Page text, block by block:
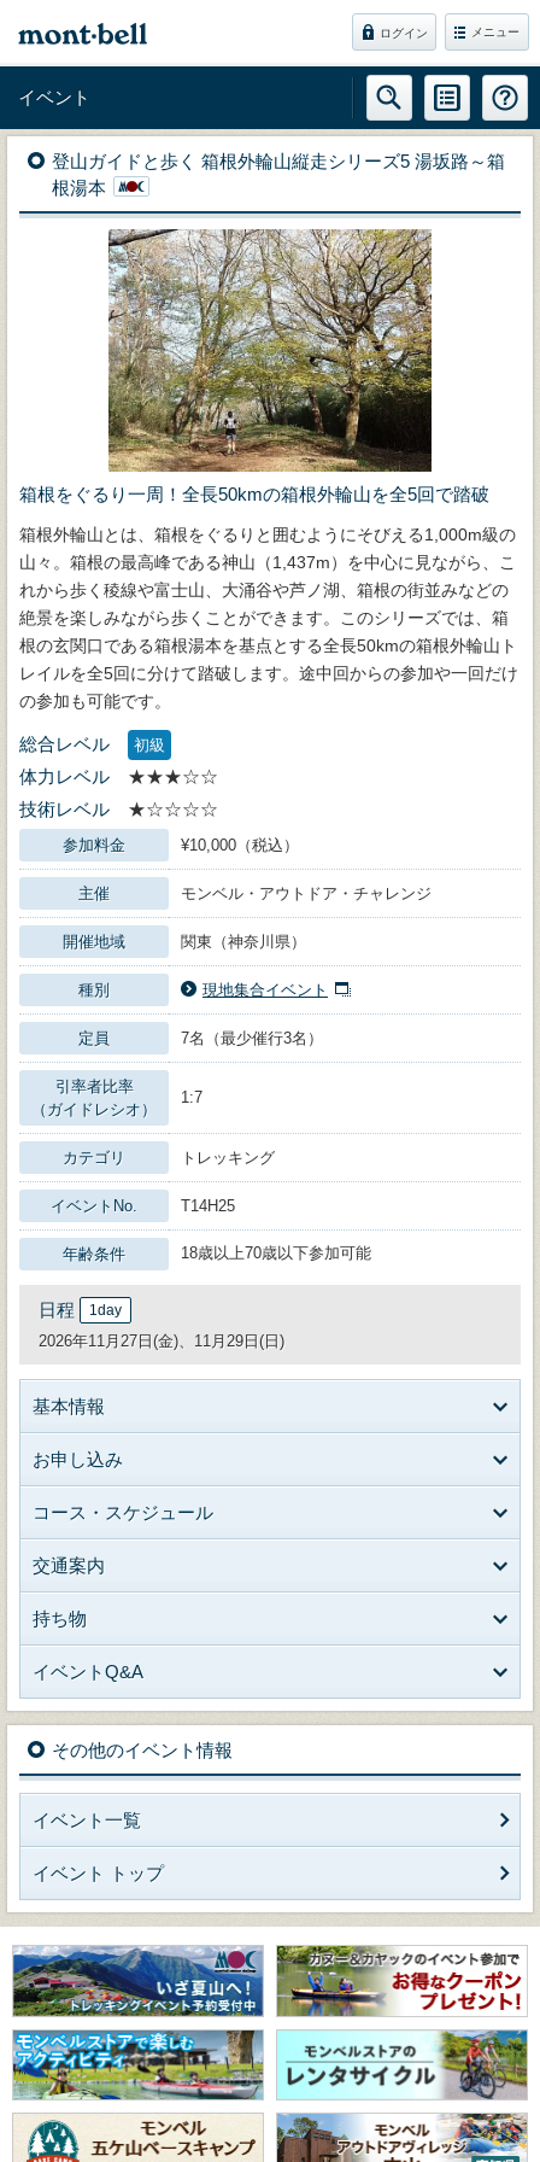
ログイン メニュー
イベント
登山ガイドと歩く 箱根外輪山縦走シリーズ5 湯坂路～箱
根湯本
箱根をぐるり一周！全長50kmの箱根外輪山を全5回で踏破
箱根外輪山とは、箱根をぐるりと囲むようにそびえる1,000m級の
山々。箱根の最高峰である神山（1,437m）を中心に見ながら、こ
れから歩く稜線や富士山、大涌谷や芦ノ湖、箱根の街並みなどの
絶景を楽しみながら歩くことができます。このシリーズでは、箱
根の玄関口である箱根湯本を基点とする全長50kmの箱根外輪山ト
レイルを全5回に分けて踏破します。途中回からの参加や一回だけ
の参加も可能です。
総合レベル 初級
体力レベル
★★★☆☆
技術レベル
★☆☆☆☆
参加料金 ¥10,000（税込）
主催 モンベル・アウトドア・チャレンジ
開催地域 関東（神奈川県）
種別 現地集合イベント
定員 7名（最少催行3名）
引率者比率
（ガイドレシオ）
1:7
カテゴリ トレッキング
イベントNo. T14H25
年齢条件 18歳以上70歳以下参加可能
日程 1day
2026年11月27日(金)、11月29日(日)
基本情報
お申し込み
コース・スケジュール
交通案内
持ち物
イベントQ&A
その他のイベント情報
イベント一覧
イベント トップ